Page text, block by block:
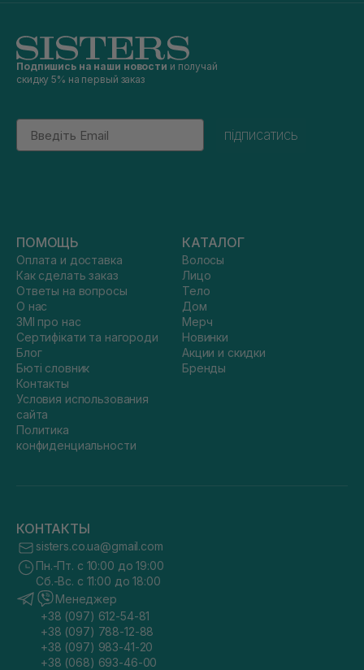
Подпишись на наши новости и получай
скидку 5% на первый заказ
Email
підписатись
ПОМОЩЬ
Оплата и доставка
Как сделать заказ
Ответы на вопросы
О нас
ЗМІ про нас
Сертифікати та нагороди
Блог
Бюті словник
Контакты
Условия использования
сайта
Политика
конфиденциальности
КАТАЛОГ
Волосы
Лицо
Тело
Дом
Мерч
Новинки
Акции и скидки
Бренды
КОНТАКТЫ
sisters.co.ua@gmail.com
Пн.-Пт. с 10:00 до 19:00
Сб.-Вс. с 11:00 до 18:00
Менеджер
+38 (097) 612-54-81
+38 (097) 788-12-88
+38 (097) 983-41-20
+38 (068) 693-46-00